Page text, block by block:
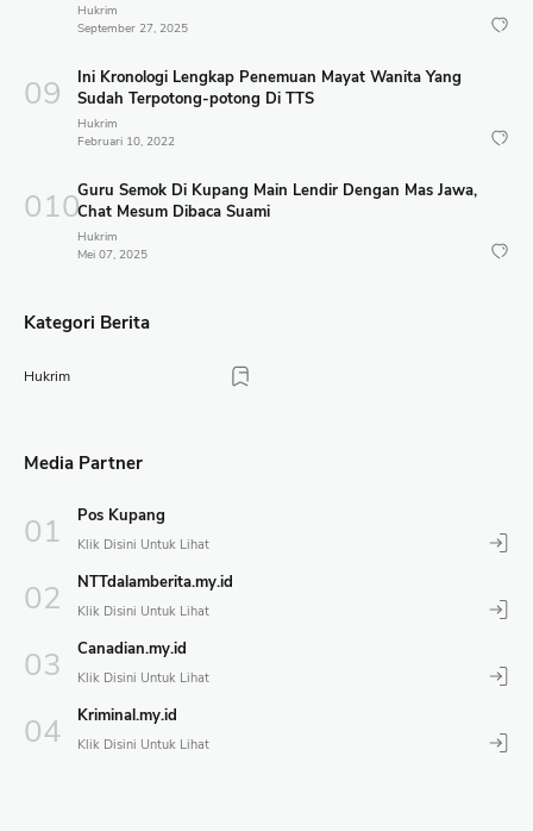
Hukrim
September 27, 2025
Ini Kronologi Lengkap Penemuan Mayat Wanita Yang
Sudah Terpotong-potong Di TTS
Hukrim
Februari 10, 2022
Guru Semok Di Kupang Main Lendir Dengan Mas Jawa,
Chat Mesum Dibaca Suami
Hukrim
Mei 07, 2025
Kategori Berita
Hukrim
Media Partner
Pos Kupang
NTTdalamberita.my.id
Canadian.my.id
Kriminal.my.id